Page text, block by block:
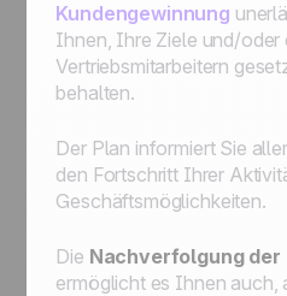
Kundengewinnung
Ihnen, Ihre Ziele und/oder
Vertriebsmitarbeitern
behalten.
Der Plan informiert Sie
den Fortschritt Ihrer
Geschäftsmöglichkeiten.
Die Nachverfolgung der
ermöglicht es Ihnen auch,